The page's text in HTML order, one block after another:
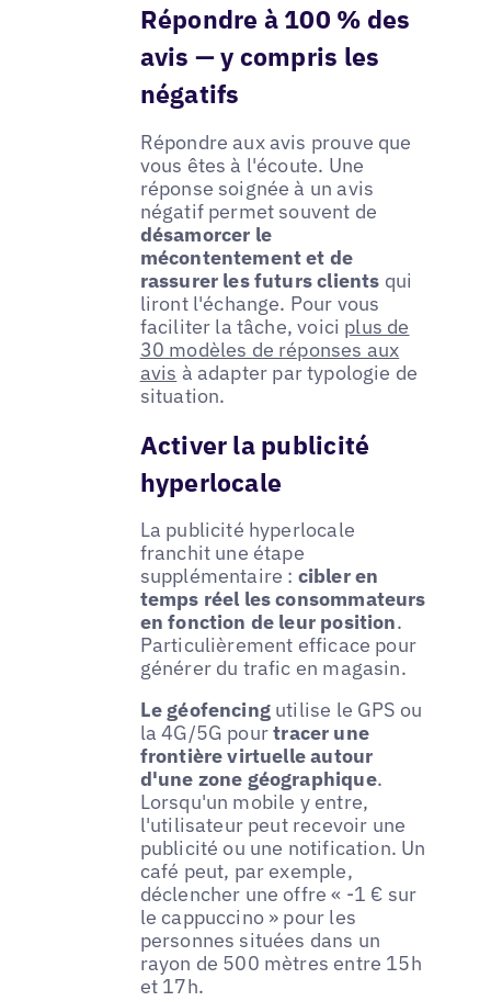
Répondre à 100 % des
avis — y compris les
négatifs
Répondre aux avis prouve que
vous êtes à l'écoute. Une
réponse soignée à un avis
négatif permet souvent de
désamorcer le
mécontentement et de
rassurer les futurs clients qui
liront l'échange. Pour vous
faciliter la tâche, voici plus de
30 modèles de réponses aux
avis à adapter par typologie de
situation.
Activer la publicité
hyperlocale
La publicité hyperlocale
franchit une étape
supplémentaire : cibler en
temps réel les consommateurs
en fonction de leur position.
Particulièrement efficace pour
générer du trafic en magasin.
Le géofencingutilise le GPS ou
la 4G/5G pourtracer une
frontière virtuelle autour
d'une zone géographique.
Lorsqu'un mobile y entre,
l'utilisateur peut recevoir une
publicité ou une notification. Un
café peut, par exemple,
déclencher une offre « -1 € sur
le cappuccino » pour les
personnes situées dans un
rayon de 500 mètres entre 15h
et 17h.